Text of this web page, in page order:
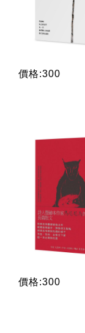
價格:300
價格:300